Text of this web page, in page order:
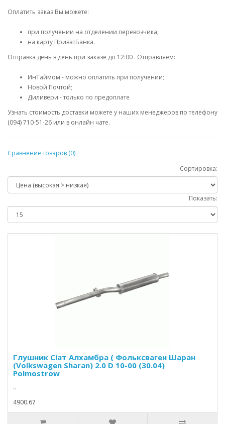
Оплатить заказ Вы можете:
при получении на отделении перевозчика;
на карту ПриватБанка.
Отправка день в день при заказе до 12:00 . Отправляем:
ИнТаймом - можно оплатить при получении;
Новой Почтой;
Диливери - только по предоплате
Узнать стоимость доставки можете у наших менеджеров по телефону
(094) 710-51-26 или в онлайн чате.
Сравнение товаров (0)
Сортировка:
Показать:
Глушник Сіат Алхамбра ( Фольксваген Шаран
(Volkswagen Sharan) 2.0 D 10-00 (30.04)
Polmostrow
..
4900.67